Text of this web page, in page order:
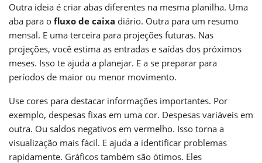
Outra ideia é criar abas diferentes na mesma planilha. Uma
aba para o fluxo de caixa diário. Outra para um resumo
mensal. E uma terceira para projeções futuras. Nas
projeções, você estima as entradas e saídas dos próximos
meses. Isso te ajuda a planejar. E a se preparar para
períodos de maior ou menor movimento.
Use cores para destacar informações importantes. Por
exemplo, despesas fixas em uma cor. Despesas variáveis em
outra. Ou saldos negativos em vermelho. Isso torna a
visualização mais fácil. E ajuda a identificar problemas
rapidamente. Gráficos também são ótimos. Eles